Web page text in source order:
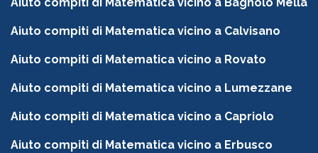
Aiuto compiti di Matematica vicino a Bagnolo Mella
Aiuto compiti di Matematica vicino a Calvisano
Aiuto compiti di Matematica vicino a Rovato
Aiuto compiti di Matematica vicino a Lumezzane
Aiuto compiti di Matematica vicino a Capriolo
Aiuto compiti di Matematica vicino a Erbusco